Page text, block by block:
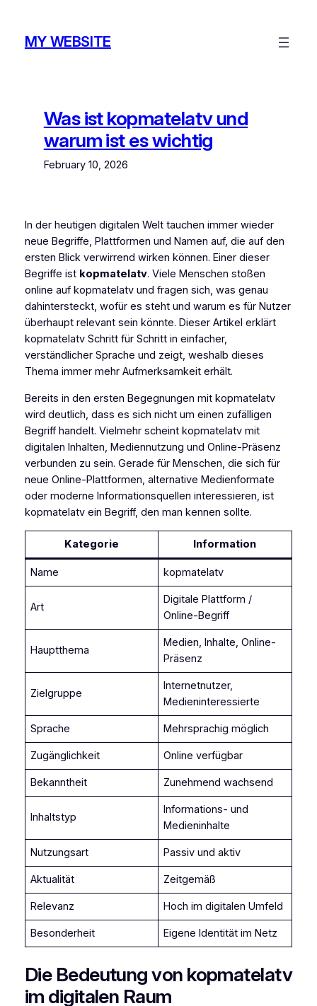
contentMY WEBSITE
Was ist kopmatelatv und
warum ist es wichtig
February 10, 2026
In der heutigen digitalen Welt tauchen immer wieder
neue Begriffe, Plattformen und Namen auf, die auf den
ersten Blick verwirrend wirken können. Einer dieser
Begriffe ist kopmatelatv. Viele Menschen stoßen
online auf kopmatelatv und fragen sich, was genau
dahintersteckt, wofür es steht und warum es für Nutzer
überhaupt relevant sein könnte. Dieser Artikel erklärt
kopmatelatv Schritt für Schritt in einfacher,
verständlicher Sprache und zeigt, weshalb dieses
Thema immer mehr Aufmerksamkeit erhält.
Bereits in den ersten Begegnungen mit kopmatelatv
wird deutlich, dass es sich nicht um einen zufälligen
Begriff handelt. Vielmehr scheint kopmatelatv mit
digitalen Inhalten, Mediennutzung und Online-Präsenz
verbunden zu sein. Gerade für Menschen, die sich für
neue Online-Plattformen, alternative Medienformate
oder moderne Informationsquellen interessieren, ist
kopmatelatv ein Begriff, den man kennen sollte.
Kategorie Information
Name kopmatelatv
Art
Digitale Plattform /
Online-Begriff
Hauptthema
Medien, Inhalte, Online-
Präsenz
Zielgruppe
Internetnutzer,
Medieninteressierte
Sprache Mehrsprachig möglich
Zugänglichkeit Online verfügbar
Bekanntheit Zunehmend wachsend
Inhaltstyp
Informations- und
Medieninhalte
Nutzungsart Passiv und aktiv
Aktualität Zeitgemäß
Relevanz Hoch im digitalen Umfeld
Besonderheit Eigene Identität im Netz
Die Bedeutung von kopmatelatv
im digitalen Raum